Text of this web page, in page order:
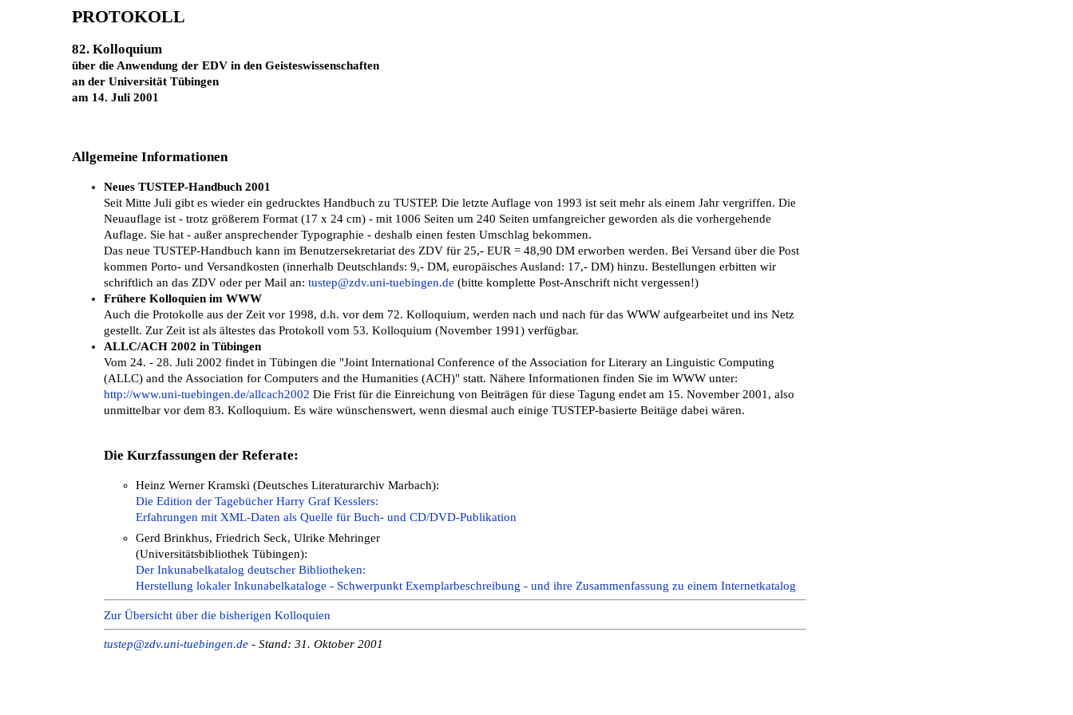
PROTOKOLL
82. Kolloquium
über die Anwendung der EDV in den Geisteswissenschaften
an der Universität Tübingen
am 14. Juli 2001
Allgemeine Informationen
Neues TUSTEP-Handbuch 2001
Seit Mitte Juli gibt es wieder ein gedrucktes Handbuch zu TUSTEP. Die letzte Auflage von 1993 ist seit mehr als einem Jahr vergriffen. Die
Neuauflage ist - trotz größerem Format (17 x 24 cm) - mit 1006 Seiten um 240 Seiten umfangreicher geworden als die vorhergehende
Auflage. Sie hat - außer ansprechender Typographie - deshalb einen festen Umschlag bekommen.
Das neue TUSTEP-Handbuch kann im Benutzersekretariat des ZDV für 25,- EUR = 48,90 DM erworben werden. Bei Versand über die Post
kommen Porto- und Versandkosten (innerhalb Deutschlands: 9,- DM, europäisches Ausland: 17,- DM) hinzu. Bestellungen erbitten wir
schriftlich an das ZDV oder per Mail an: tustep@zdv.uni-tuebingen.de (bitte komplette Post-Anschrift nicht vergessen!)
Frühere Kolloquien im WWW
Auch die Protokolle aus der Zeit vor 1998, d.h. vor dem 72. Kolloquium, werden nach und nach für das WWW aufgearbeitet und ins Netz
gestellt. Zur Zeit ist als ältestes das Protokoll vom 53. Kolloquium (November 1991) verfügbar.
ALLC/ACH 2002 in Tübingen
Vom 24. - 28. Juli 2002 findet in Tübingen die "Joint International Conference of the Association for Literary an Linguistic Computing
(ALLC) and the Association for Computers and the Humanities (ACH)" statt. Nähere Informationen finden Sie im WWW unter:
http://www.uni-tuebingen.de/allcach2002 Die Frist für die Einreichung von Beiträgen für diese Tagung endet am 15. November 2001, also
unmittelbar vor dem 83. Kolloquium. Es wäre wünschenswert, wenn diesmal auch einige TUSTEP-basierte Beitäge dabei wären.
Die Kurzfassungen der Referate:
Heinz Werner Kramski (Deutsches Literaturarchiv Marbach):
Die Edition der Tagebücher Harry Graf Kesslers:
Erfahrungen mit XML-Daten als Quelle für Buch- und CD/DVD-Publikation
Gerd Brinkhus, Friedrich Seck, Ulrike Mehringer
(Universitätsbibliothek Tübingen):
Der Inkunabelkatalog deutscher Bibliotheken:
Herstellung lokaler Inkunabelkataloge - Schwerpunkt Exemplarbeschreibung - und ihre Zusammenfassung zu einem Internetkatalog
Zur Übersicht über die bisherigen Kolloquien
tustep@zdv.uni-tuebingen.de - Stand: 31. Oktober 2001